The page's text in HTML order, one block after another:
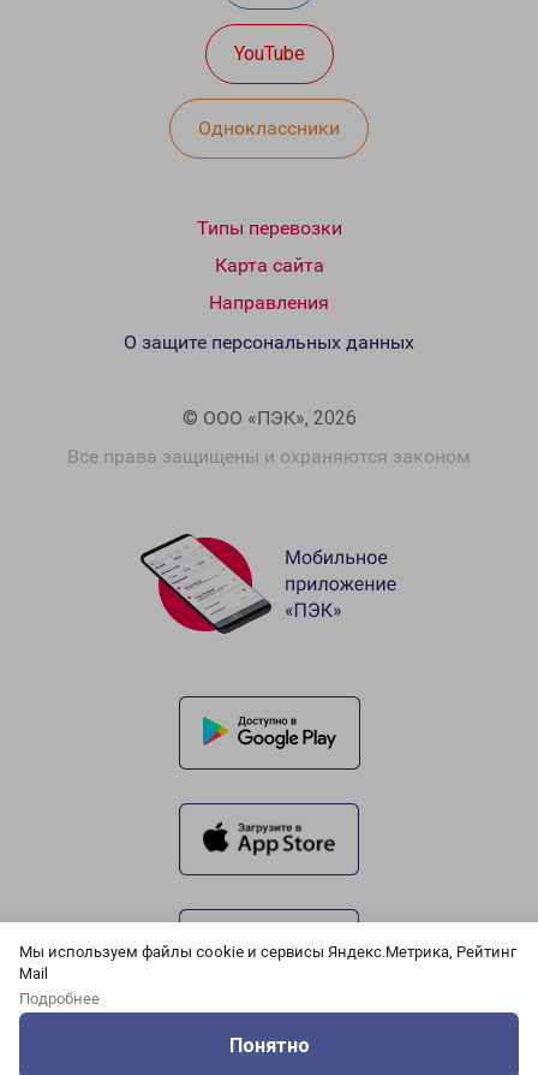
Мы используем файлы cookie и сервисы Яндекс.Метрика, Рейтинг
Mail
Подробнее
Понятно
YouTube
Одноклассники
Типы перевозки
Карта сайта
Направления
© ООО «ПЭК», 2026
Все права защищены и охраняются законом
О защите персональных данных